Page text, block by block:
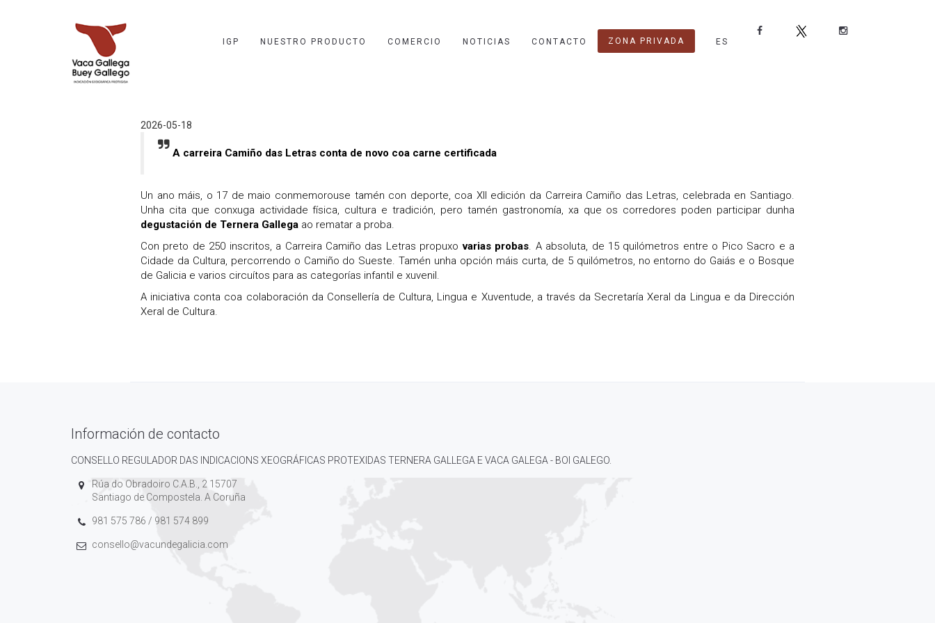
IGP NUESTRO PRODUCTO COMERCIO NOTICIAS CONTACTO ZONA PRIVADA ES
2026-05-18
A carreira Camiño das Letras conta de novo coa carne certificada
Un ano máis, o 17 de maio conmemorouse tamén con deporte, coa XII edición da Carreira Camiño das Letras, celebrada en Santiago.
Unha cita que conxuga actividade física, cultura e tradición, pero tamén gastronomía, xa que os corredores poden participar dunha
degustación de Ternera Gallega ao rematar a proba.
Con preto de 250 inscritos, a Carreira Camiño das Letras propuxovarias probas. A absoluta, de 15 quilómetros entre o Pico Sacro e a
Cidade da Cultura, percorrendo o Camiño do Sueste. Tamén unha opción máis curta, de 5 quilómetros, no entorno do Gaiás e o Bosque
de Galicia e varios circuítos para as categorías infantil e xuvenil.
A iniciativa conta coa colaboración da Consellería de Cultura, Lingua e Xuventude, a través da Secretaría Xeral da Lingua e da Dirección
Xeral de Cultura.
Información de contacto
CONSELLO REGULADOR DAS INDICACIONS XEOGRÁFICAS PROTEXIDAS TERNERA GALLEGA E VACA GALEGA - BOI GALEGO.
Rúa do Obradoiro C.A.B., 2 15707
Santiago de Compostela. A Coruña
981 575 786 / 981 574 899
consello@vacundegalicia.com